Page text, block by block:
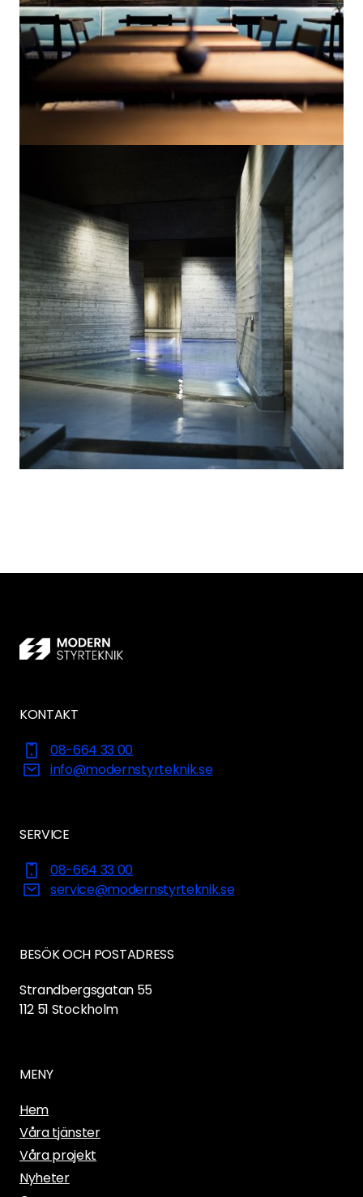
KONTAKT
08-664 33 00
info@modernstyrteknik.se
SERVICE
08-664 33 00
service@modernstyrteknik.se
BESÖK OCH POSTADRESS
Strandbergsgatan 55
112 51 Stockholm
MENY
Hem
Våra tjänster
Våra projekt
Nyheter